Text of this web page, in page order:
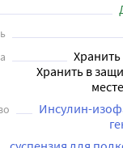
Хранить в
Инсулин-